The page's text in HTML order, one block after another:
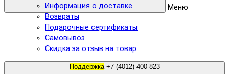
Меню
Информация о доставке
Возвраты
Подарочные сертификаты
Самовывоз
Скидка за отзыв на товар
Поддержка +7 (4012) 400-823